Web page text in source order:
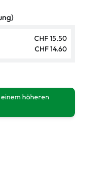
CHF 15.50
CHF 14.60
höheren